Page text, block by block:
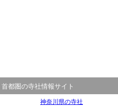
都圏の寺社情報サイト
神奈川県の寺社